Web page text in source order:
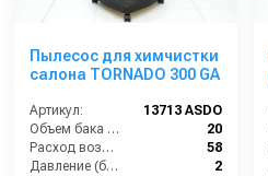
Пылесос для химчистки
салона TORNADO 300 GA
Артикул:
13713 ASDO
Объем бака (л):
20
Расход воздуха (л/сек):
58
Давление (бар):
2